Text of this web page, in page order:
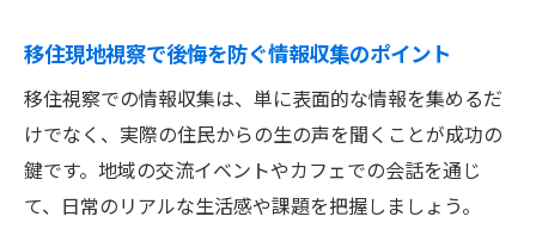
移住現地視察で後悔を防ぐ情報収集のポイント
移住視察での情報収集は、単に表面的な情報を集めるだ
けでなく、実際の住民からの生の声を聞くことが成功の
鍵です。地域の交流イベントやカフェでの会話を通じ
て、日常のリアルな生活感や課題を把握しましょう。